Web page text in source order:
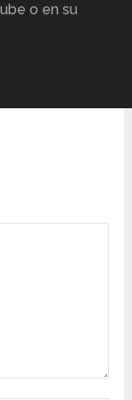
o en su